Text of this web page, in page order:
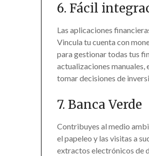
6. Fácil
Las aplicaciones
Vincula tu cuenta con
para gestionar todas tus
actualizaciones
tomar decisiones de
7. Banca Verde
Contribuyes al medio
el papeleo y las visitas a
extractos electrónicos de